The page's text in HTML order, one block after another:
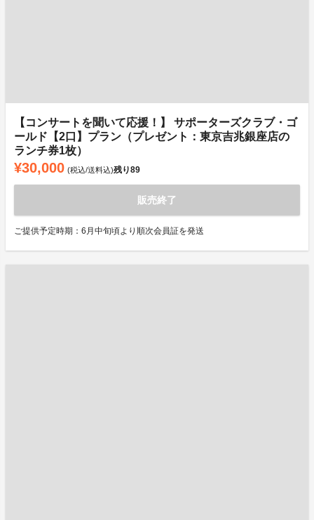
【コンサートを聞いて応援！】 サポーターズクラブ・ゴ
ールド【2口】プラン（プレゼント：東京吉兆銀座店の
ランチ券1枚）
¥30,000 (税込/送料込)残り89
販売終了
ご提供予定時期：6月中旬頃より順次会員証を発送